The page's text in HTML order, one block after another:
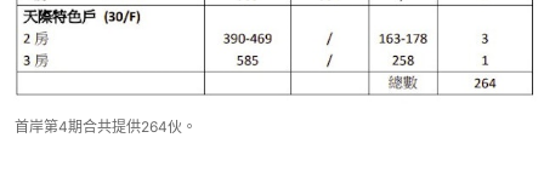
首岸第4期合共提供264伙。